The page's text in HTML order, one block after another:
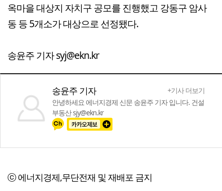
옥마을 대상지 자치구 공모를 진행했고 강동구 암사
동 등 5개소가 대상으로 선정됐다.
송윤주 기자 syj@ekn.kr
송윤주 기자
+기사 더보기
안녕하세요 에너지경제 신문 송윤주 기자 입니다. 건설
부동산 sjy@ekn.kr
ⓒ 에너지경제,무단전재 및 재배포 금지